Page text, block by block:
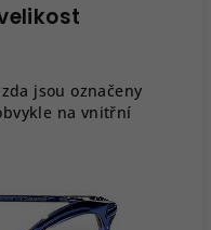
jsou označeny
na vnitřní